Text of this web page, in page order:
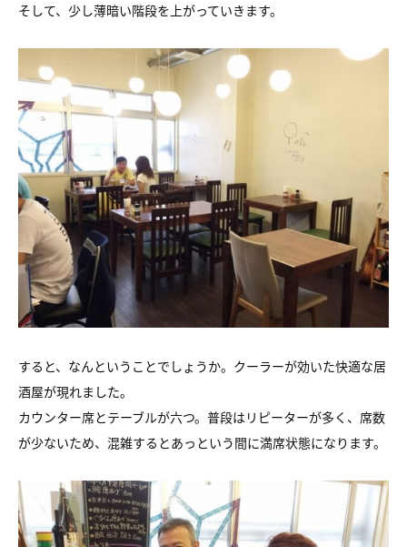
そして、少し薄暗い階段を上がっていきます。
すると、なんということでしょうか。クーラーが効いた快適な居
酒屋が現れました。
カウンター席とテーブルが六つ。普段はリピーターが多く、席数
が少ないため、混雑するとあっという間に満席状態になります。